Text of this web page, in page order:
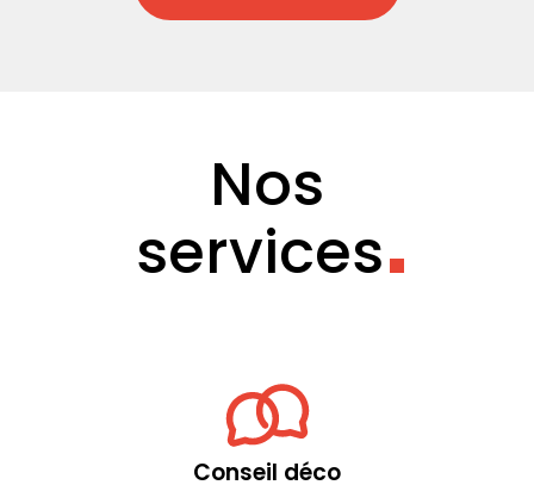
Nos
services
Conseil déco